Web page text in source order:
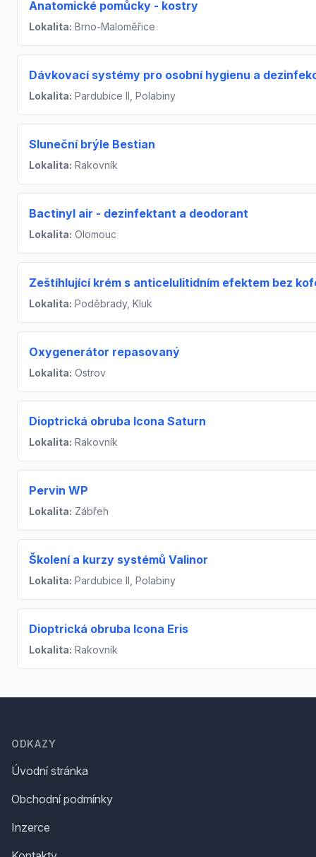
Anatomické pomůcky - kostry
Lokalita: Brno-Maloměřice
Dávkovací systémy pro osobní hygienu a
Lokalita: Pardubice II, Polabiny
Sluneční brýle Bestian
Lokalita: Rakovník
Bactinyl air - dezinfektant a deodorant
Lokalita: Olomouc
Zeštíhlující krém s anticelulitidním efektem bez
Lokalita: Poděbrady, Kluk
Oxygenerátor repasovaný
Lokalita: Ostrov
Dioptrická obruba Icona Saturn
Lokalita: Rakovník
Pervin WP
Lokalita: Zábřeh
Školení a kurzy systémů Valinor
Lokalita: Pardubice II, Polabiny
Dioptrická obruba Icona Eris
Lokalita: Rakovník
ODKAZY
Úvodní stránka
Obchodní podmínky
Inzerce